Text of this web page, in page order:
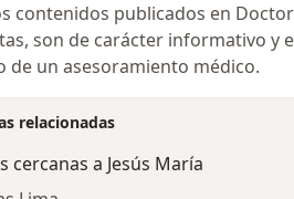
contenidos publicados en
son de carácter informativo y
de un asesoramiento médico.
relacionadas
cercanas a Jesús María